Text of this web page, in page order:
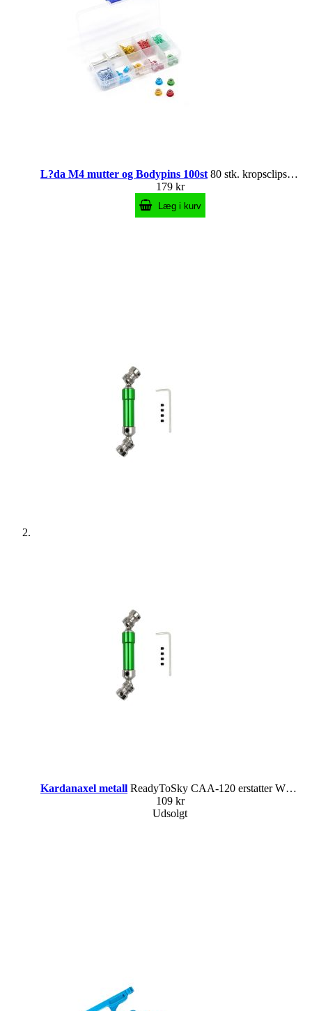
L?da M4 mutter og Bodypins 100st 80 stk. kropsclips & 20 stk. M4-møtrikker 4 forskellige farver
179 kr
Læg i kurv
Kardanaxel metall ReadyToSky CAA-120 erstatter WL 1193
109 kr
Udsolgt